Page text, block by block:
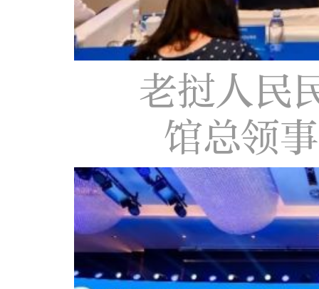
老挝人民
馆总领